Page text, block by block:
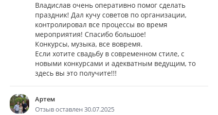
Владислав очень оперативно помог сделать
праздник! Дал кучу советов по организации,
контролировал все процессы во время
мероприятия! Спасибо большое!
Конкурсы, музыка, все вовремя.
Если хотите свадьбу в современном стиле, с
новыми конкурсами и адекватным ведущим, то
здесь вы это получите!!!
Артем
Отзыв оставлен 30.07.2025